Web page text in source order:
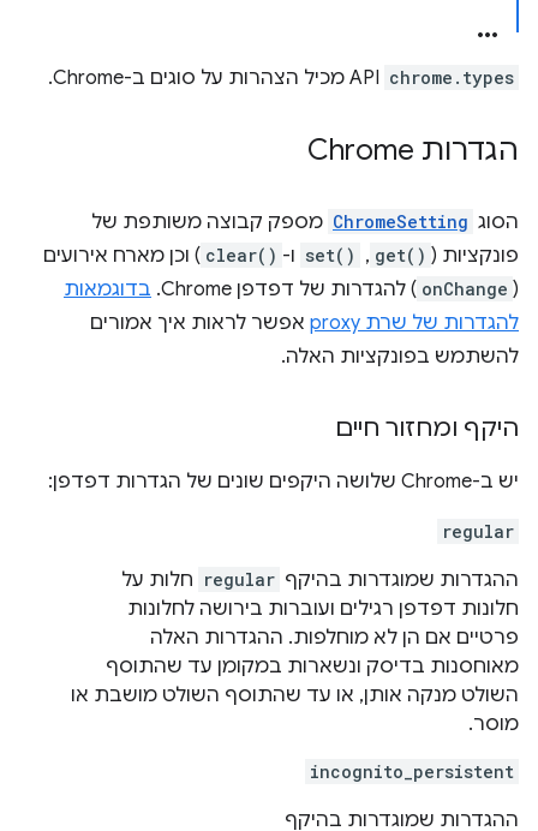
chrome.types
הגדרות Chrome
הסוג ChromeSetting מספק קבוצה משותפת של
פונקציות ( get()
,‏
set() ו- clear() ) וכן מארח אירועים
(
onChange ) להגדרות של דפדפן Chrome.
בדוגמאות
להגדרות של שרת proxy
אפשר לראות איך אמורים
להשתמש בפונקציות האלה.
היקף ומחזור חיים
יש ב-Chrome שלושה היקפים שונים של הגדרות דפדפן:
regular
ההגדרות שמוגדרות בהיקף regular חלות על
חלונות דפדפן רגילים ועוברות בירושה לחלונות
פרטיים אם הן לא מוחלפות. ההגדרות האלה
מאוחסנות בדיסק ונשארות במקומן עד שהתוסף
השולט מנקה אותן, או עד שהתוסף השולט מושבת או
מוסר.
incognito_persistent
ההגדרות שמוגדרות בהיקף